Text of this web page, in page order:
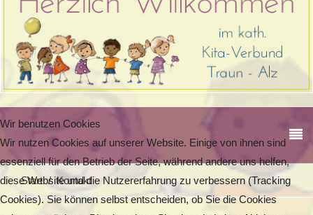
Start Kontakt
Wir benutzen Cookies
Wir nutzen Cookies auf unserer Website. Einige von ihnen sind
essenziell für den Betrieb der Seite, während andere uns helfen,
diese Website und die Nutzererfahrung zu verbessern (Tracking
Cookies). Sie können selbst entscheiden, ob Sie die Cookies